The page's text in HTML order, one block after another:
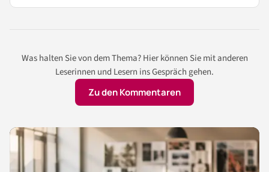
Was halten Sie von dem Thema? Hier können Sie mit anderen
Leserinnen und Lesern ins Gespräch gehen.
Zu den Kommentaren